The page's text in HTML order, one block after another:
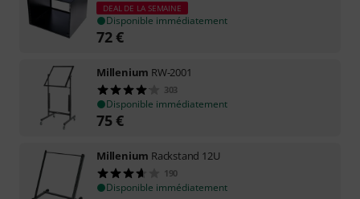
DEAL DE LA SEMAINE
Disponible immédiatement
72€
Millenium RW-2001
303
Disponible immédiatement
75€
Millenium Rackstand 12U
190
Disponible immédiatement